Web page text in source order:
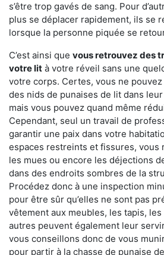
s’être trop gavés de sang. Pour
plus se déplacer rapidement, ils se
lorsque la personne piquée se
C’est ainsi que vous retrouvez des
votre lit à votre réveil sans une
votre corps. Certes, vous ne
des nids de punaises de lit dans
mais vous pouvez quand même
Cependant, seul un travail de
garantir une paix dans votre
espaces restreints et fissures,
les mues ou encore les déjections
dans des endroits sombres de la
Procédez donc à une inspection
pour être sûr qu’elles ne sont pas
vêtement aux meubles, les tapis,
autres peuvent également leur
vous conseillons donc de vous
pour partir à la chasse de punaise